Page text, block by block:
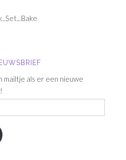
mailtje als er een nieuwe